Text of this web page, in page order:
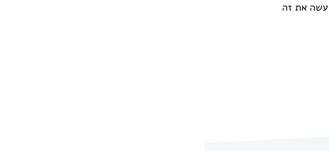
עשה את זה